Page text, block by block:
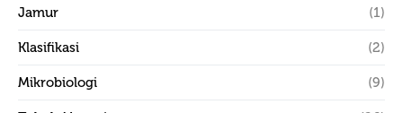
Jamur (1)
Klasifikasi (2)
Mikrobiologi (9)